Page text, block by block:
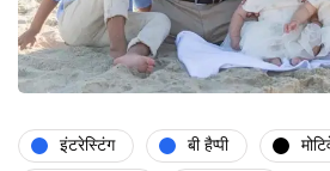
इंटरेस्टिंग बी हैप्पी